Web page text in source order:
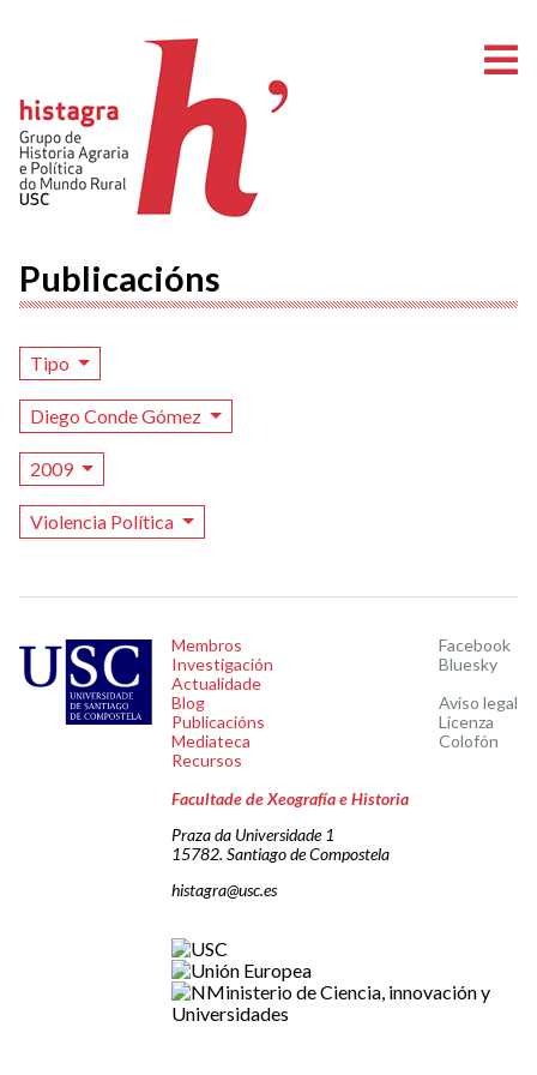
Publicacións
Tipo
Diego Conde Gómez
2009
Violencia Política
Membros
Investigación
Actualidade
Blog
Publicacións
Mediateca
Recursos
Facebook
Bluesky
Aviso legal
Licenza
Colofón
Facultade de Xeografía e Historia
Praza da Universidade 1
15782. Santiago de Compostela
histagra@usc.es